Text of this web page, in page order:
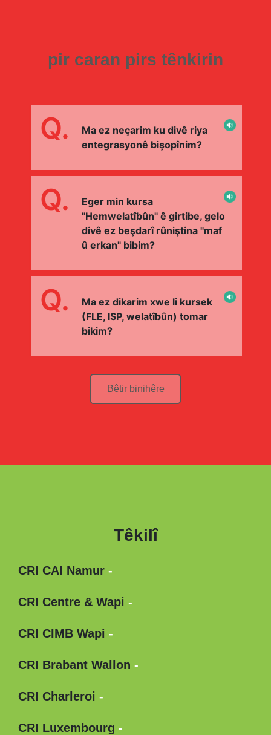
pir caran pirs tênkirin
Q.
Ma ez neçarim ku divê riya
entegrasyonê bişopînim?
Q.
Eger min kursa
"Hemwelatîbûn" ê girtibe, gelo
divê ez beşdarî rûniştina "maf
û erkan" bibim?
Q.
Ma ez dikarim xwe li kursek
(FLE, ISP, welatîbûn) tomar
bikim?
Bêtir binihêre
Têkilî
CRI CAI Namur -
CRI Centre & Wapi -
CRI CIMB Wapi -
CRI Brabant Wallon -
CRI Charleroi -
CRI Luxembourg -